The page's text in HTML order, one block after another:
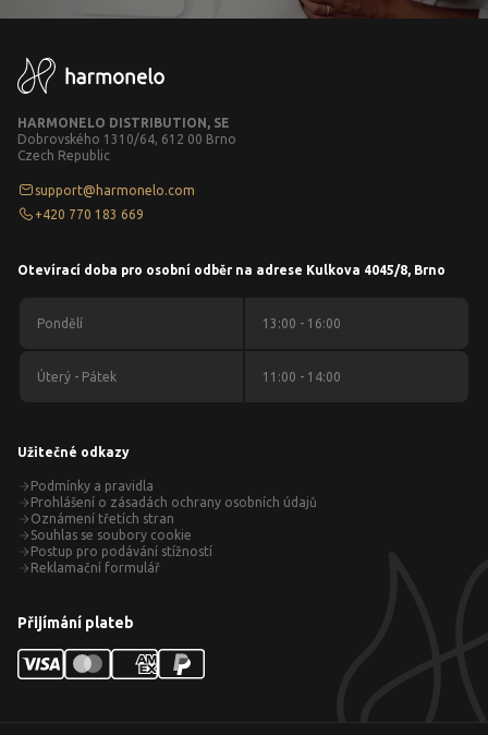
HARMONELO DISTRIBUTION, SE
Dobrovského 1310/64, 612 00 Brno
Czech Republic
support@harmonelo.com
+420 770 183 669
Otevírací doba pro osobní odběr na adrese Kulkova 4045/8, Brno
Pondělí 13:00 - 16:00
Úterý - Pátek 11:00 - 14:00
Užitečné odkazy
Podmínky a pravidla
Prohlášení o zásadách ochrany osobních údajů
Oznámení třetích stran
Souhlas se soubory cookie
Postup pro podávání stížností
Reklamační formulář
Přijímání plateb